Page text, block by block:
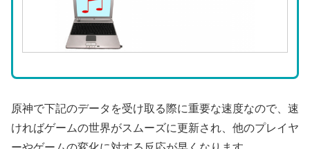
原神で下記のデータを受け取る際に重要な速度なので、速
ければゲームの世界がスムーズに更新され、他のプレイヤ